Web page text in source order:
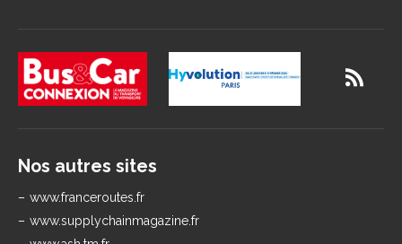
Nos autres sites
www.franceroutes.fr
www.supplychainmagazine.fr